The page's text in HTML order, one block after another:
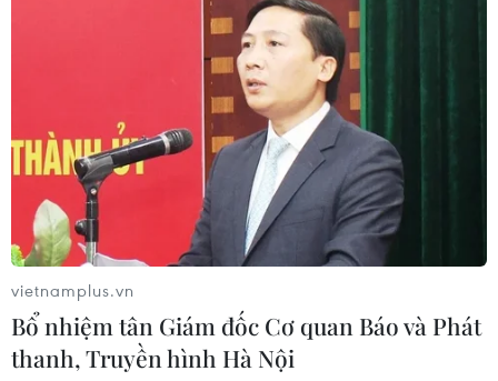
năng hợp tác với Việt Nam
Phát triển hạ tầng dữ liệu địa điểm nhằm xây dựng
nền kinh tế số hiệu quả
10/08/2026 11:09
vietnamplus.vn
Bổ nhiệm tân Giám đốc Cơ quan Báo và Phát
thanh, Truyền hình Hà Nội